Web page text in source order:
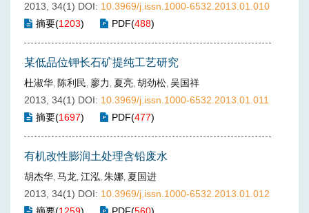
2013, 34(1) DOI: 10.3969/j.issn.1000-6532.2013.01.010
摘要(1203) PDF(488)
某低品位钾长石矿提纯工艺研究
杜淑华, 陈利民, 廖力 , 夏亮, 胡劲松, 吴国祥
2013, 34(1) DOI: 10.3969/j.issn.1000-6532.2013.01.011
摘要(1697) PDF(477)
有机改性膨润土处理含铅废水
胡杰华, 马龙, 江泓, 朱娜, 夏国进
2013, 34(1) DOI: 10.3969/j.issn.1000-6532.2013.01.012